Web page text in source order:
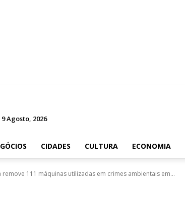
Agosto, 2026
CIDADES CULTURA ECONOMIA
remove 111 máquinas utilizadas em crimes ambientais em...